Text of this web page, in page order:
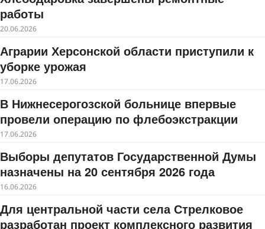
работы
20.06.2026
Аграрии Херсонской области приступили к
уборке урожая
17.06.2026
В Нижнесерогозской больнице впервые
провели операцию по флебоэкстракции
17.06.2026
Выборы депутатов Государственной Думы
назначены на 20 сентября 2026 года
16.06.2026
Для центральной части села Стрелковое
разработан проект комплексного развития